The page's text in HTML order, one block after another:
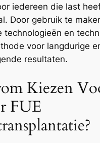
iedereen die last
Door gebruik te
technologieën en
voor langdurige
resultaten.
Kiezen
FUE